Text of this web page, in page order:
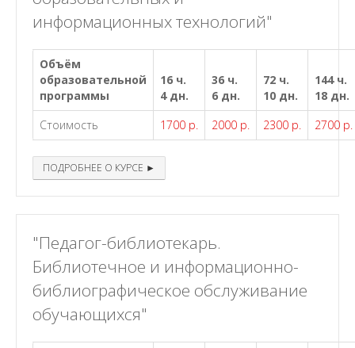
информационных технологий"
Объём
образовательной
программы
16 ч.
4 дн.
36 ч.
6 дн.
72 ч.
10 дн.
144 ч.
18 дн.
Стоимость
1700 р. 2000 р. 2300 р. 2700 р.
ПОДРОБНЕЕ О КУРСЕ ►
"Педагог-библиотекарь.
Библиотечное и информационно-
библиографическое обслуживание
обучающихся"